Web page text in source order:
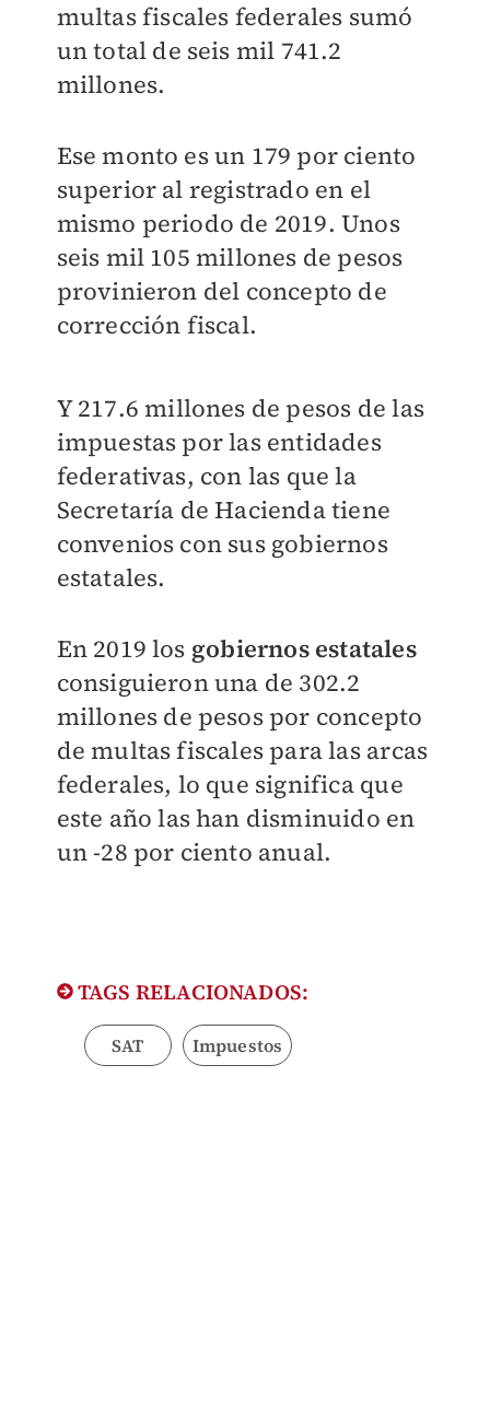
multas fiscales federales sumó
un total de seis mil 741.2
millones.
Ese monto es un 179 por ciento
superior al registrado en el
mismo periodo de 2019. Unos
seis mil 105 millones de pesos
provinieron del concepto de
corrección fiscal.
Y 217.6 millones de pesos de las
impuestas por las entidades
federativas, con las que la
Secretaría de Hacienda tiene
convenios con sus gobiernos
estatales.
En 2019 los gobiernos estatales
consiguieron una de 302.2
millones de pesos por concepto
de multas fiscales para las arcas
federales, lo que significa que
este año las han disminuido en
un -28 por ciento anual.
TAGS RELACIONADOS:
SAT Impuestos